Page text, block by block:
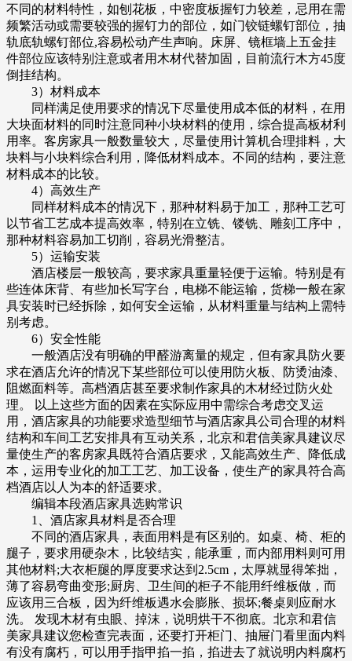
不同的材料特性，如刨花板，中密度板握钉力较差，忌用在需
频繁活动或需要较强的握钉力的部位，如门铰链螺钉部位，抽
轨底轨螺钉部位,容易松动产生声响。床屏、镜框墙上五金挂
件部位应该特别注意或者用木材代替加固，目前流行木方45度
倒挂结构。
3）材料成本
同样满足使用要求的情况下尽量使用成本低的材料，在用
大块面材料的同时注意同种小块材料的使用，综合提高板材利
用率。客房家具一般数量较大，尽量使用计算机合理排料，大
块料与小块料综合利用，降低材料成本。不同的结构，要注意
材料成本的比较。
4）高效生产
同样材料成本的情况下，那种材料易于加工，那种工艺可
以节省工艺成本提高效率，特别在立铣、镂铣、雕刻工序中，
那种材料容易加工切削，容易光滑整洁。
5）运输安装
酒店楼层一般较高，要求家具重量轻便于运输。特别是有
些连体床背、有些加长写字台，电梯不能运输，货梯一般在家
具安装时已经拆除，如何安全运输，从材料重量与结构上需特
别考虑。
6）安全性能
一般酒店没有明确的甲醛游离量的规定，但有家具防火要
求在酒店允许的情况下某些部位可以使用防火板、防烫油漆、
阻燃面料等。高档酒店甚至要求制作家具的木材经过防火处
理。 以上这些方面的因素在实际应用中需综合考虑交叉运
用，酒店家具的功能要求造型细节与酒店家具公司合理的材料
结构和车间工艺安排具有互动关系，北京和君信美家具建议尽
量使生产的客房家具既符合酒店要求，又能高效生产、降低成
本，运用专业化的加工工艺、加工设备，使生产的家具符合高
档酒店以人为本的舒适要求。
编辑本段酒店家具选购常识
1、酒店家具材料是否合理
不同的酒店家具，表面用料是有区别的。如桌、椅、柜的
腿子，要求用硬杂木，比较结实，能承重，而内部用料则可用
其他材料;大衣柜腿的厚度要求达到2.5cm，太厚就显得笨拙，
薄了容易弯曲变形;厨房、卫生间的柜子不能用纤维板做，而
应该用三合板，因为纤维板遇水会膨胀、损坏;餐桌则应耐水
洗。 发现木材有虫眼、掉沫，说明烘干不彻底。北京和君信
美家具建议您检查完表面，还要打开柜门、抽屉门看里面内料
有没有腐朽，可以用手指甲掐一掐，掐进去了就说明内料腐朽